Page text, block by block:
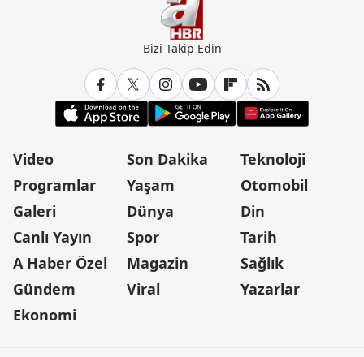
Bizi Takip Edin
Video
Programlar
Galeri
Canlı Yayın
A Haber Özel
Gündem
Ekonomi
Son Dakika
Yaşam
Dünya
Spor
Magazin
Viral
Teknoloji
Otomobil
Din
Tarih
Sağlık
Yazarlar